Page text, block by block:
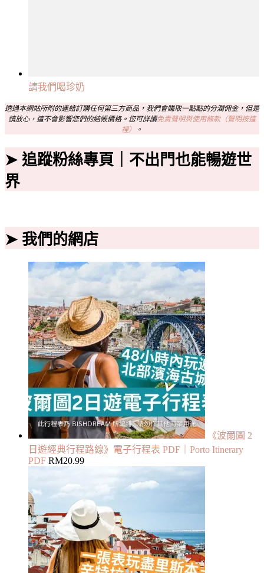
請我們喝珍奶
透過本網站所附的連結訂購任何第三方商品，我們會賺取一點點的分潤佣金，但是
請放心，這不會影響您們的結帳價格。您可詳讀免責聲明與使用條款（聲明按這
裡）
。
➤ 追蹤粉絲專頁｜不出門也能暢遊世
界
➤ 我們的網店
《波爾圖 2
日遊經典行程路線》電子行程表 PDF｜Porto Itinerary
PDF RM20.99